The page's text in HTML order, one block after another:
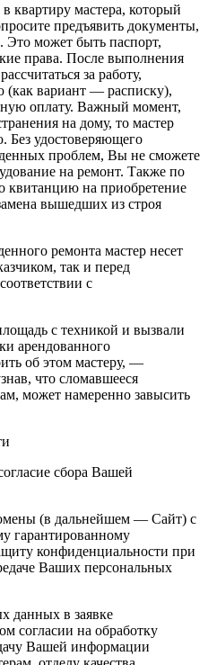
квартиру мастера, который
предъявить документы,
Это может быть паспорт,
права. После выполнения
за работу,
(как вариант — расписку),
оплату. Важный момент,
на дому, то мастер
Без удостоверяющего
проблем, Вы не сможете
на ремонт. Также по
квитанцию на приобретение
вышедших из строя
ремонта мастер несет
так и перед
с
с техникой и вызвали
арендованного
об этом мастеру, —
что сломавшееся
может намеренно завысить
сбора Вашей
(в дальнейшем — Сайт) с
гарантированному
конфиденциальности при
Ваших персональных
данных в заявке
согласии на обработку
Вашей информации